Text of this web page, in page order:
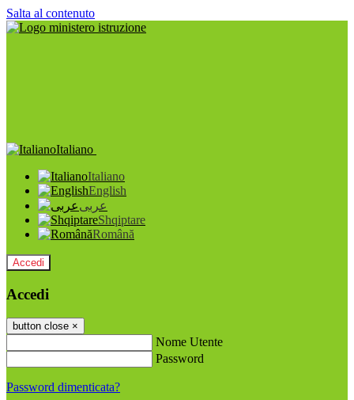
Salta al contenuto
Italiano
Italiano
English
عربى
Shqiptare
Română
Accedi
Accedi
button close ×
Nome Utente
Password
Password dimenticata?